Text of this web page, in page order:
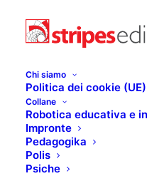
Chi siamo
Politica dei cookie (UE)
Collane
Robotica educativa e
Impronte
Pedagogika
Polis
Psiche